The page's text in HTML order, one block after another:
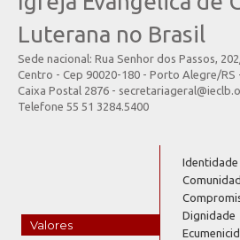
Luterana no Brasil
Sede nacional: Rua Senhor dos Passos,
Centro - Cep 90020-180 - Porto Alegre/RS
Caixa Postal 2876 -
Telefone 55 51 3284.5400
Valores
Identidade
Dignidade